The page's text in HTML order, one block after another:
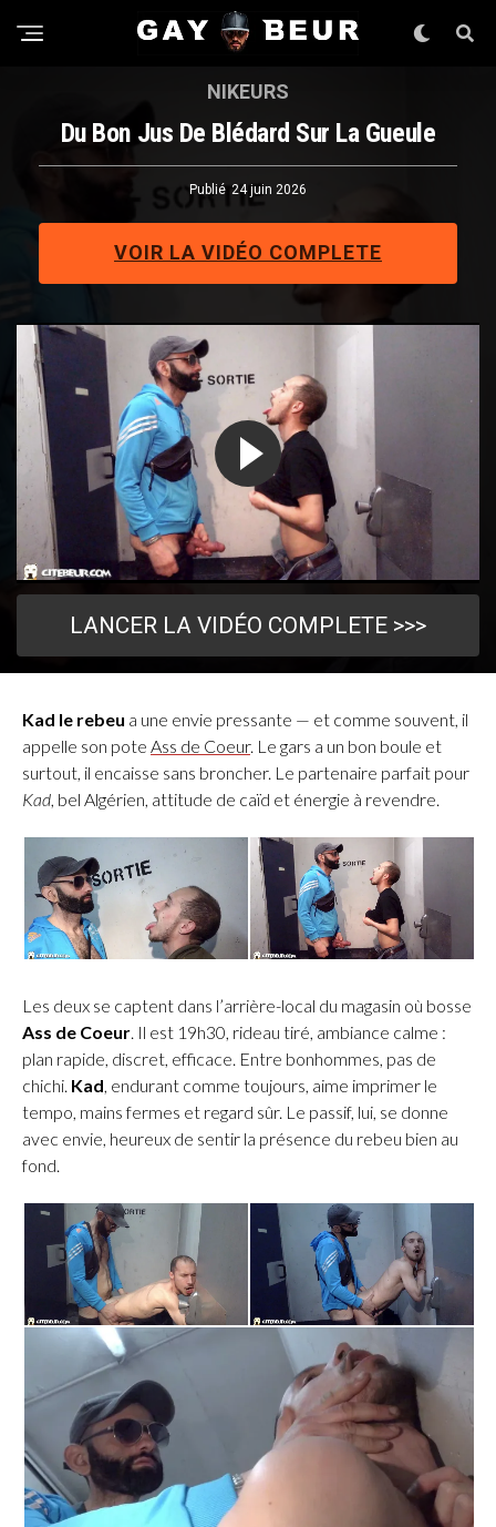
LANCER LA VIDÉO COMPLETE >>>
NIKEURS
Du Bon Jus De Blédard Sur La Gueule
Publié 24 juin 2026
VOIR LA VIDÉO COMPLETE
Kad le rebeu a une envie pressante — et comme souvent, il
appelle son pote Ass de Coeur. Le gars a un bon boule et
surtout, il encaisse sans broncher. Le partenaire parfait pour
Kad, bel Algérien, attitude de caïd et énergie à revendre.
Les deux se captent dans l’arrière-local du magasin où bosse
Ass de Coeur. Il est 19h30, rideau tiré, ambiance calme :
plan rapide, discret, efficace. Entre bonhommes, pas de
chichi. Kad, endurant comme toujours, aime imprimer le
tempo, mains fermes et regard sûr. Le passif, lui, se donne
avec envie, heureux de sentir la présence du rebeu bien au
fond.